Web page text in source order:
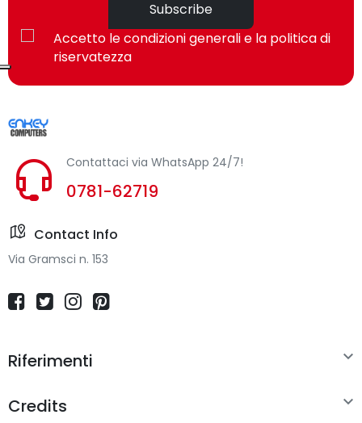
Prestazione
Tipo di prodotto
Colore del prodotto
Tecnologia di connessione
Range wireless
Sistema acustico
Subscribe
Accetto le condizioni generali e la politica di
riservatezza
Contattaci via WhatsApp 24/7!
0781-62719
Contact Info
Via Gramsci n. 153
Riferimenti 
Credits 